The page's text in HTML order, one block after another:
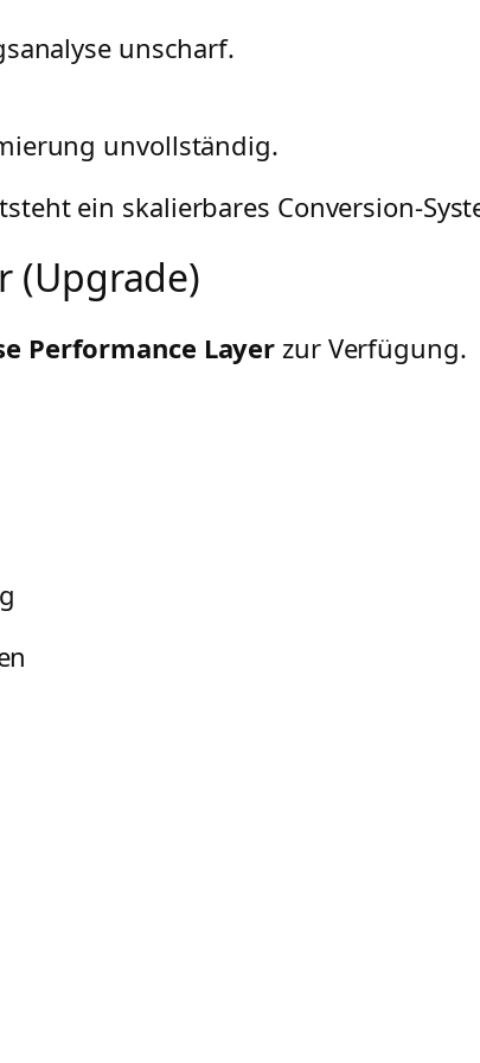
unscharf.
unvollständig.
ein skalierbares Conversion-
(Upgrade)
Performance Layer zur Verfügung.